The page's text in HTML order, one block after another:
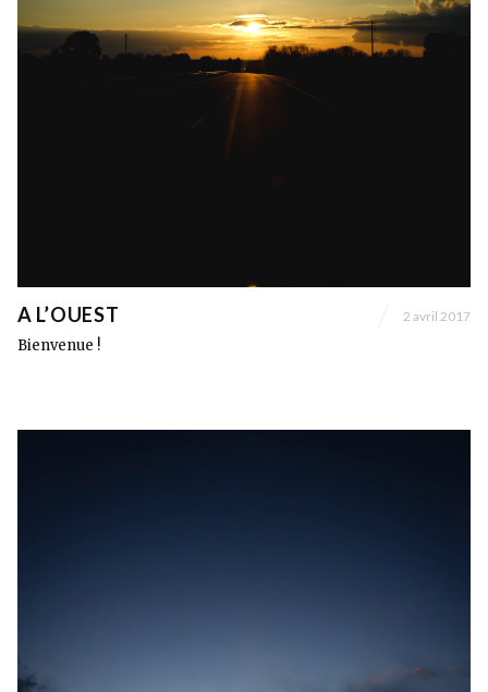
A L’OUEST 2 avril 2017
Bienvenue !